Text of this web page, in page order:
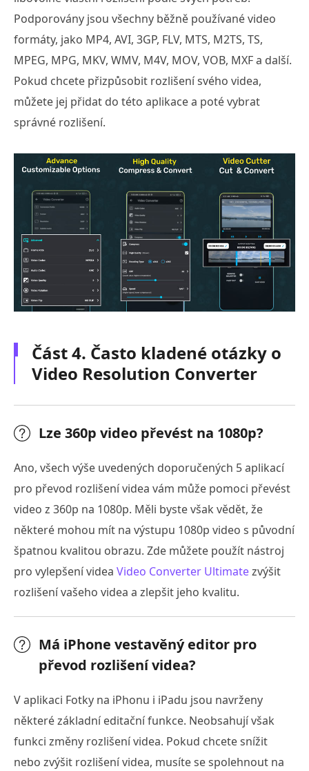
Podporovány jsou všechny běžně používané video
formáty, jako MP4, AVI, 3GP, FLV, MTS, M2TS, TS,
MPEG, MPG, MKV, WMV, M4V, MOV, VOB, MXF a další.
Pokud chcete přizpůsobit rozlišení svého videa,
můžete jej přidat do této aplikace a poté vybrat
správné rozlišení.
Část 4. Často kladené otázky o
Video Resolution Converter
Lze 360p video převést na 1080p?
Ano, všech výše uvedených doporučených 5 aplikací
pro převod rozlišení videa vám může pomoci převést
video z 360p na 1080p. Měli byste však vědět, že
některé mohou mít na výstupu 1080p video s původní
špatnou kvalitou obrazu. Zde můžete použít nástroj
pro vylepšení videa Video Converter Ultimatezvýšit
rozlišení vašeho videa a zlepšit jeho kvalitu.
Má iPhone vestavěný editor pro
převod rozlišení videa?
V aplikaci Fotky na iPhonu i iPadu jsou navrženy
některé základní editační funkce. Neobsahují však
funkci změny rozlišení videa. Pokud chcete snížit
nebo zvýšit rozlišení videa, musíte se spolehnout na